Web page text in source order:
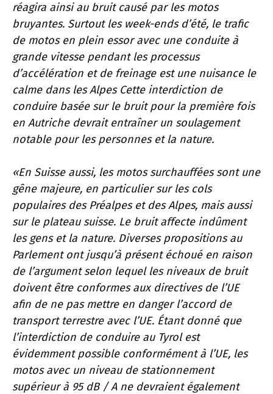
réagira ainsi au bruit causé par les motos
bruyantes. Surtout les week-ends d’été, le trafic
de motos en plein essor avec une conduite à
grande vitesse pendant les processus
d’accélération et de freinage est une nuisance le
calme dans les Alpes Cette interdiction de
conduire basée sur le bruit pour la première fois
en Autriche devrait entraîner un soulagement
notable pour les personnes et la nature.
«En Suisse aussi, les motos surchauffées sont une
gêne majeure, en particulier sur les cols
populaires des Préalpes et des Alpes, mais aussi
sur le plateau suisse. Le bruit affecte indûment
les gens et la nature. Diverses propositions au
Parlement ont jusqu’à présent échoué en raison
de l’argument selon lequel les niveaux de bruit
doivent être conformes aux directives de l’UE
afin de ne pas mettre en danger l’accord de
transport terrestre avec l’UE. Étant donné que
l’interdiction de conduire au Tyrol est
évidemment possible conformément à l’UE, les
motos avec un niveau de stationnement
supérieur à 95 dB / A ne devraient également